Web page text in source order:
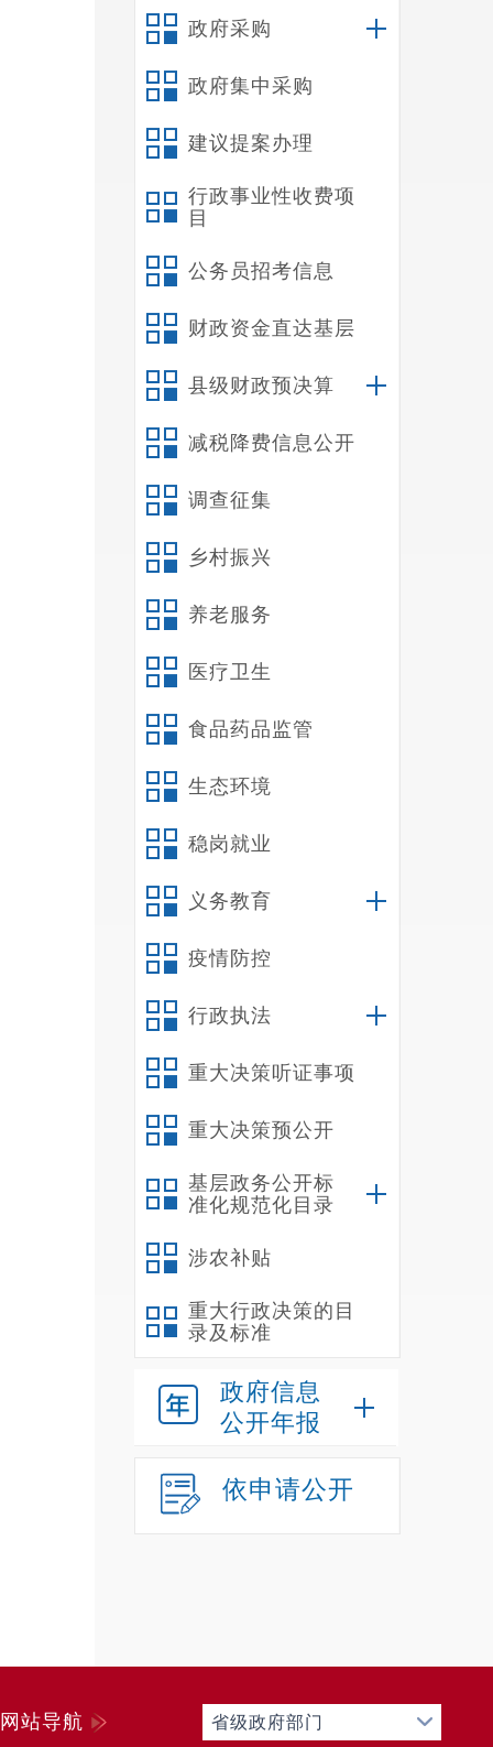
政府采购
政府集中采购
建议提案办理
行政事业性收费项
目
公务员招考信息
财政资金直达基层
县级财政预决算
减税降费信息公开
调查征集
乡村振兴
养老服务
医疗卫生
食品药品监管
生态环境
稳岗就业
义务教育
疫情防控
行政执法
重大决策听证事项
重大决策预公开
基层政务公开标
准化规范化目录
涉农补贴
重大行政决策的目
录及标准
政府信息
公开年报
依申请公开
网站导航 省级政府部门